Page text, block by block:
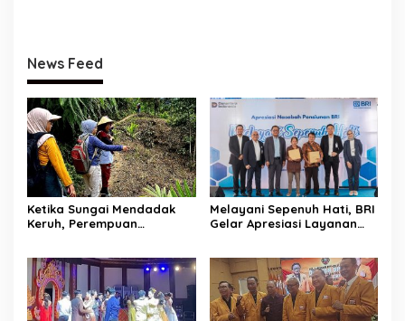
News Feed
Ketika Sungai Mendadak
Keruh, Perempuan
Adat Mereka Terancam
Melayani Sepenuh Hati, BRI
Gelar Apresiasi Layanan
Nasabah